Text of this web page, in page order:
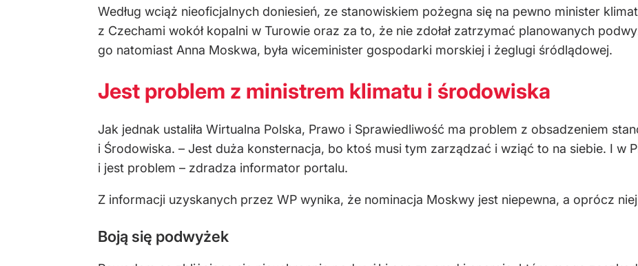
Według wciąż nieoficjalnych doniesień, ze stanowiskiem pożegna się na pewno minister
z Czechami wokół kopalni w Turowie oraz za to, że nie zdołał zatrzymać planowanych
go natomiast Anna Moskwa, była wiceminister gospodarki morskiej i żeglugi śródlądowej.
Jest problem z ministrem klimatu i środowiska
Jak jednak ustaliła Wirtualna Polska, Prawo i Sprawiedliwość ma problem z obsadzeniem
i Środowiska. – Jest duża konsternacja, bo ktoś musi tym zarządzać i wziąć to na siebie. I w
i jest problem – zdradza informator portalu.
Z informacji uzyskanych przez WP wynika, że nominacja Moskwy jest niepewna, a oprócz
Boją się podwyżek